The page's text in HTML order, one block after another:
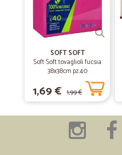
SOFT SOFT
Soft Soft tovaglioli fucsia
38x38cm pz.40
1,69 € 1,99 €